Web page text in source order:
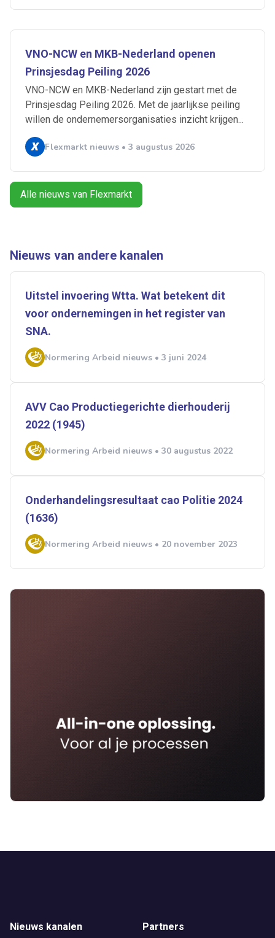
VNO-NCW en MKB-Nederland openen
Prinsjesdag Peiling 2026
VNO-NCW en MKB-Nederland zijn gestart met de
Prinsjesdag Peiling 2026. Met de jaarlijkse peiling
willen de ondernemersorganisaties inzicht krijgen...
Flexmarkt nieuws • 3 augustus 2026
Alle nieuws van Flexmarkt
Nieuws van andere kanalen
Uitstel invoering Wtta. Wat betekent dit
voor ondernemingen in het register van
SNA.
Normering Arbeid nieuws • 3 juni 2024
AVV Cao Productiegerichte dierhouderij
2022 (1945)
Normering Arbeid nieuws • 30 augustus 2022
Onderhandelingsresultaat cao Politie 2024
(1636)
Normering Arbeid nieuws • 20 november 2023
Alerts ontvangen
Nieuws kanalen Partners
Artikelen zoeken
Alles Ingezonden ABU
Bureau Cicero
Flexnieuws
Normering Arbeid
ZiPconomy